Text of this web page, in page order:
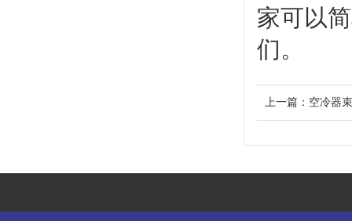
家可以
们。
上一篇： 空冷器